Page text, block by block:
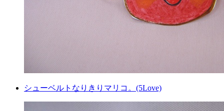
シューベルトなりきりマリコ。(5Love)